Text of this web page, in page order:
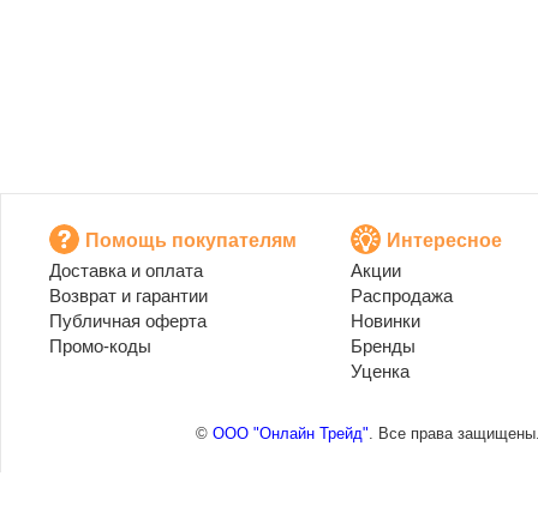
Помощь покупателям
Доставка и оплата
Возврат и гарантии
Публичная оферта
Промо-коды
Интересное
Акции
Распродажа
Новинки
Бренды
Уценка
© ООО "Онлайн Трейд". Все права